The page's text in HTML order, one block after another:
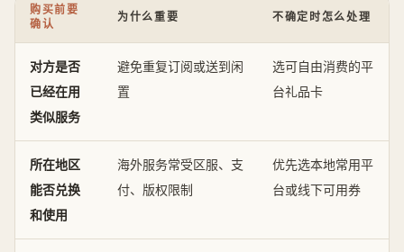
购买前要
确认
为什么重要 不确定时怎么处理
对方是否
已经在用
类似服务
避免重复订阅或送到闲
置
选可自由消费的平
台礼品卡
所在地区
能否兑换
和使用
海外服务常受区服、支
付、版权限制
优先选本地常用平
台或线下可用券